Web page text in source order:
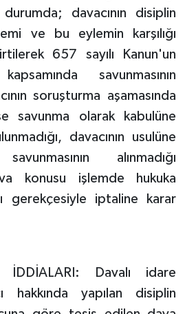
durumda; davacının disiplin
ve bu eylemin karşılığı
657 sayılı Kanun'un
savunmasının
soruşturma aşamasında
savunma olarak kabulüne
davacının usulüne
alınmadığı
konusu işlemde hukuka
gerekçesiyle iptaline karar
İDDİALARI: Davalı idare
hakkında yapılan disiplin